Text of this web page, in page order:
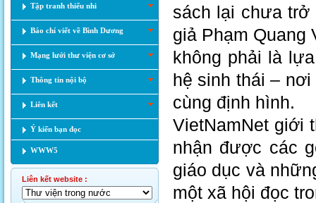
Tập tranh thiếu nhi
Báo chí viết về Bình Dương
Mạng lưới thư viện cơ sở
Thông tin nội bộ
Liên kết
Ý kiến bạn đọc
WWW5
Liên kết website :
sách lại chưa trở
giả Phạm
không phải là
hệ sinh thái –
cùng định hình.
VietNamNet giới
nhận được các
giáo dục và
một xã hội đọc